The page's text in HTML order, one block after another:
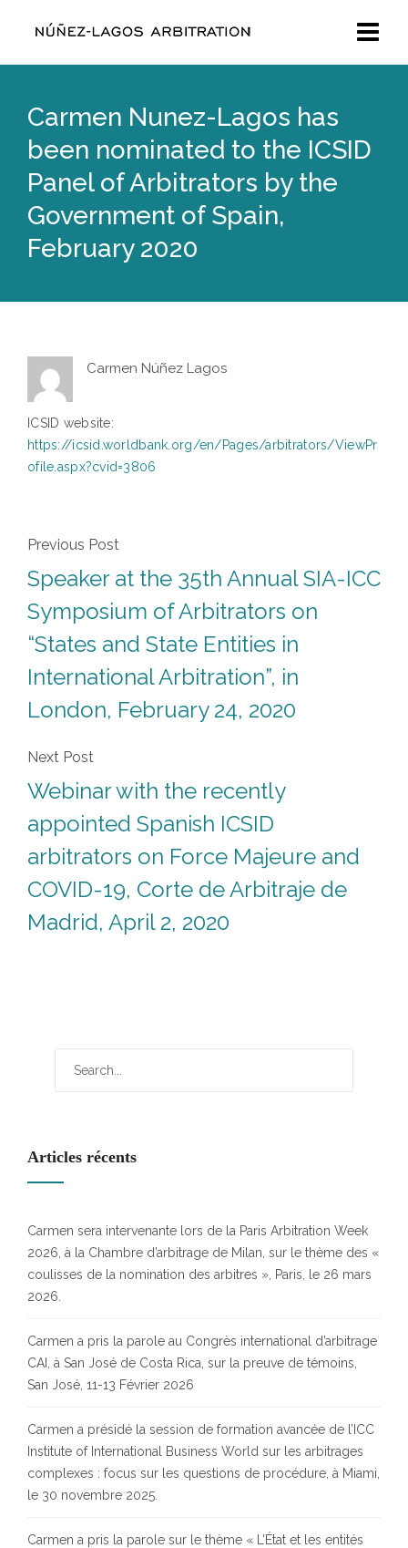
Carmen Nunez-Lagos has
been nominated to the ICSID
Panel of Arbitrators by the
Government of Spain,
February 2020
Carmen Núñez Lagos
ICSID website:
https://icsid.worldbank.org/en/Pages/arbitrators/ViewPr
ofile.aspx?cvid=3806
Previous Post
Speaker at the 35th Annual SIA-ICC
Symposium of Arbitrators on
“States and State Entities in
International Arbitration”, in
London, February 24, 2020
Next Post
Webinar with the recently
appointed Spanish ICSID
arbitrators on Force Majeure and
COVID-19, Corte de Arbitraje de
Madrid, April 2, 2020
Articles récents
Carmen sera intervenante lors de la Paris Arbitration Week
2026, à la Chambre d’arbitrage de Milan, sur le thème des «
coulisses de la nomination des arbitres », Paris, le 26 mars
2026.
Carmen a pris la parole au Congrès international d’arbitrage
CAI, à San José de Costa Rica, sur la preuve de témoins,
San José, 11-13 Février 2026
Carmen a présidé la session de formation avancée de l’ICC
Institute of International Business World sur les arbitrages
complexes : focus sur les questions de procédure, à Miami,
le 30 novembre 2025.
Carmen a pris la parole sur le thème « L’État et les entités